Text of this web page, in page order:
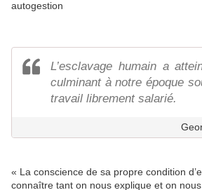
L’esclavage humain a
culminant à notre époque
travail librement salarié.
« La conscience de sa propre condition
connaître tant on nous explique et on